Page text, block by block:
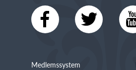
Medlemssystem